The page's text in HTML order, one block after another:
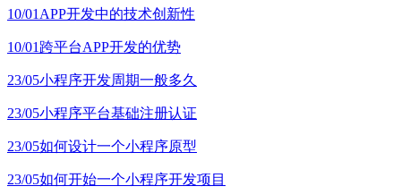
10/01 APP开发中的技术创新性
10/01 跨平台APP开发的优势
23/05小程序开发周期一般多久
23/05小程序平台基础注册认证
23/05如何设计一个小程序原型
23/05如何开始一个小程序开发项目